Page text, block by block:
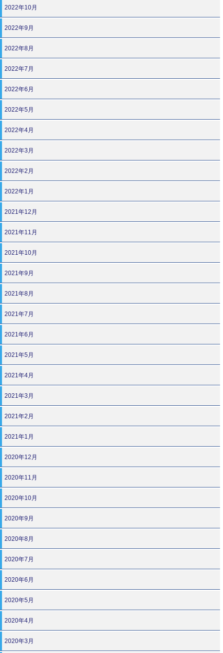
2022年10月
2022年9月
2022年8月
2022年7月
2022年6月
2022年5月
2022年4月
2022年3月
2022年2月
2022年1月
2021年12月
2021年11月
2021年10月
2021年9月
2021年8月
2021年7月
2021年6月
2021年5月
2021年4月
2021年3月
2021年2月
2021年1月
2020年12月
2020年11月
2020年10月
2020年9月
2020年8月
2020年7月
2020年6月
2020年5月
2020年4月
2020年3月